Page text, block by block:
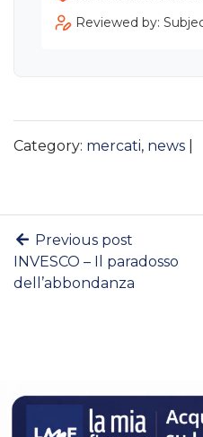
Reviewed by:
Category: mercati, news
Previous post
INVESCO – Il paradosso
dell’abbondanza